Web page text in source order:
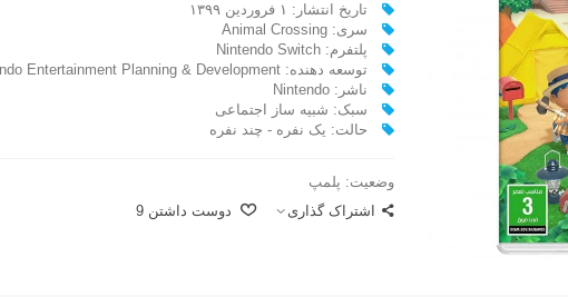
تاریخ انتشار: ۱ فروردین ۱۳۹۹
سری: Animal Crossing
پلتفرم: Nintendo Switch
توسعه دهنده: Nintendo, Nintendo Entertainment Planning & Development
ناشر: Nintendo
سبک: شبیه ساز اجتماعی
حالت: یک نفره - چند نفره
وضعیت: پلمپ
اشتراک گذاری
دوست داشتن 9